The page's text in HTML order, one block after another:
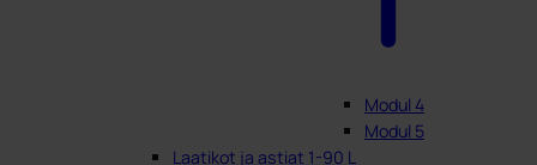
Modul 4
Modul 5
Laatikot ja astiat 1-90 L